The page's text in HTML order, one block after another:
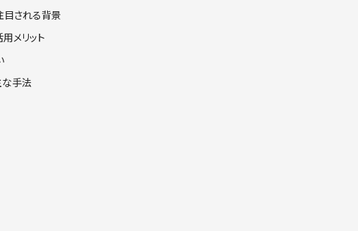
目される背景
メリット
な手法